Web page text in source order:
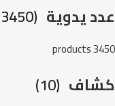
عدد يدوية (3450)
3450 products
كشاف (10)